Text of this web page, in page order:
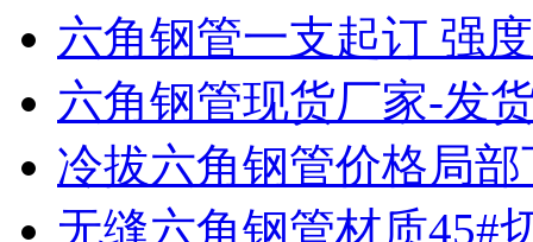
六角钢管一支起订 强
六角钢管现货厂家-发
冷拔六角钢管价格局部
无缝六角钢管材质45#